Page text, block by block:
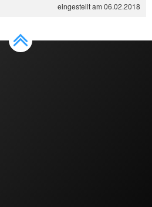
eingestellt am 06.02.2018